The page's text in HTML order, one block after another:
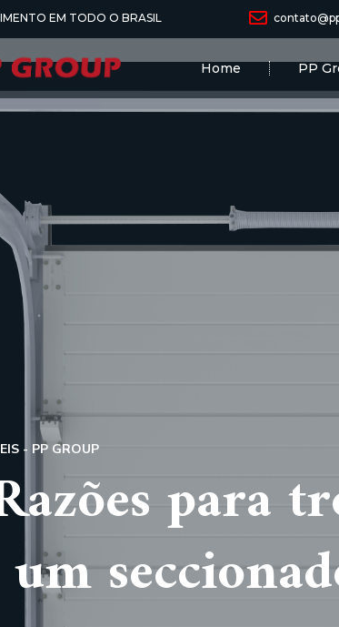
EM TODO O BRASIL
Home PP
- PP GROUP
para